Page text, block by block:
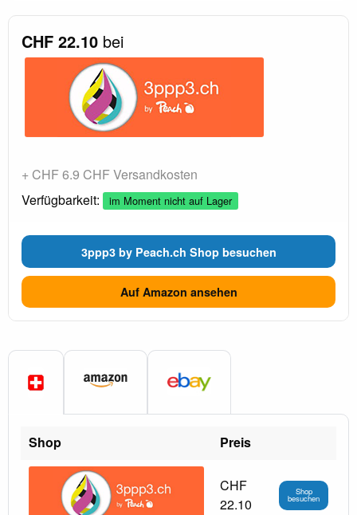
CHF 22.10 bei
+ CHF 6.9 CHF Versandkosten
Verfügbarkeit:
im Moment nicht auf Lager
3ppp3 by Peach.ch Shop besuchen
Auf Amazon ansehen
Shop Preis
CHF
22.10
Shop
besuchen